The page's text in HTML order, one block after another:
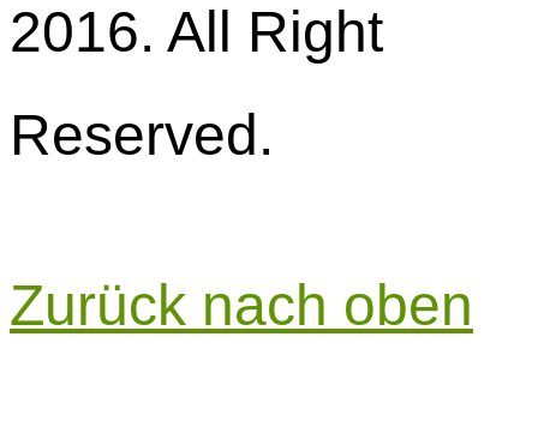
2016. All Right
Reserved.
Zurück nach oben